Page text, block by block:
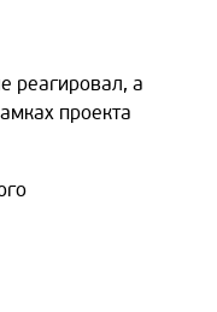
реагировал, а
проекта